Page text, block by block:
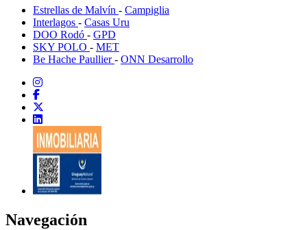
Estrellas de Malvín - Campiglia
Interlagos - Casas Uru
DOO Rodó - GPD
SKY POLO - MET
Be Hache Paullier- ONN Desarrollo
Navegación